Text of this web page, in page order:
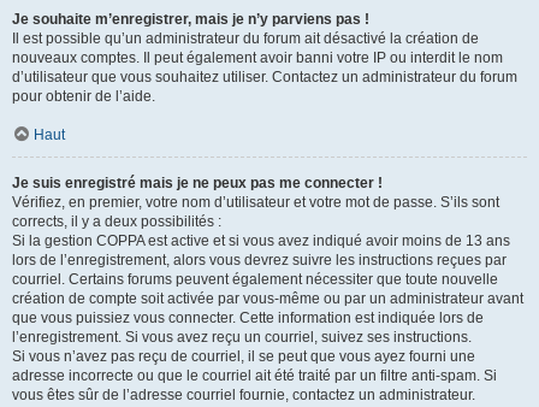
Je souhaite m’enregistrer, mais je n’y parviens pas !
Il est possible qu’un administrateur du forum ait désactivé la création de
nouveaux comptes. Il peut également avoir banni votre IP ou interdit le nom
d’utilisateur que vous souhaitez utiliser. Contactez un administrateur du forum
pour obtenir de l’aide.
Haut
Je suis enregistré mais je ne peux pas me connecter !
Vérifiez, en premier, votre nom d’utilisateur et votre mot de passe. S’ils sont
corrects, il y a deux possibilités :
Si la gestion COPPA est active et si vous avez indiqué avoir moins de 13 ans
lors de l’enregistrement, alors vous devrez suivre les instructions reçues par
courriel. Certains forums peuvent également nécessiter que toute nouvelle
création de compte soit activée par vous-même ou par un administrateur avant
que vous puissiez vous connecter. Cette information est indiquée lors de
l’enregistrement. Si vous avez reçu un courriel, suivez ses instructions.
Si vous n’avez pas reçu de courriel, il se peut que vous ayez fourni une
adresse incorrecte ou que le courriel ait été traité par un filtre anti-spam. Si
vous êtes sûr de l’adresse courriel fournie, contactez un administrateur.